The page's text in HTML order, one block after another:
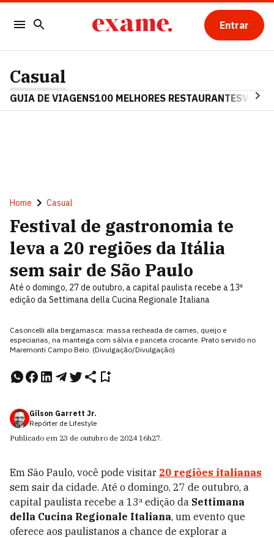
Entrar
Casual
GUIA DE VIAGENS100 MELHORES RESTAURANTES
Home Casual
Festival de gastronomia te
leva a 20 regiões da Itália
sem sair de São Paulo
Até o domingo, 27 de outubro, a capital paulista recebe a 13ª
edição da Settimana della Cucina Regionale Italiana
Casoncelli alla bergamasca: massa recheada de carnes, queijo e
especiarias, na manteiga com sálvia e panceta crocante. Prato servido no
Maremonti Campo Belo. (Divulgação/Divulgação)
Gilson Garrett Jr.
Repórter de Lifestyle
Publicado em 23 de outubro de 2024 16h27.
Em São Paulo, você pode visitar 20 regiões italianas
sem sair da cidade. Até o domingo, 27 de outubro, a
capital paulista recebe a 13ª edição da Settimana
della Cucina Regionale Italiana, um evento que
oferece aos paulistanos a chance de explorar a